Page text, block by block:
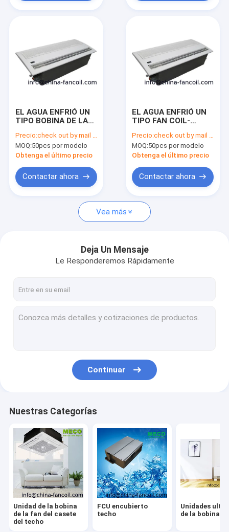
About Us
Factory Tour
Request A Quote
Unidad de la bobina de la fan del casete del techo
FCU encubierto techo
alto conducto estático fcu
techo fcu del piso
Techo y Piso-FCU
Unidades de la bobina de la Alto-Pared-fan de Hydronic
Calefacción por agua Termóstato-GA
Termóstato 24VAC/VDC
termóstato de modulación 0-10V
EL AGUA ENFRIÓ UN
TIPO BOBINA DE LA
2) FCU DEL CASETE
DE LA MANERA
Precio:check out by mail to info@china-fancoil.com
MOQ:50pcs por modelo
Obtenga el último precio
Contactar ahora
EL AGUA ENFRIÓ UN
TIPO FAN COIL-
CASETE DE LA
MANERA
Precio:check out by mail to info@china-fancoil.com
MOQ:50pcs por modelo
Obtenga el último precio
Contactar ahora
Vea más
Deja Un Mensaje
Le Responderemos Rápidamente
Continuar
Nuestras Categorías
Unidad de la bobina
de la fan del casete
del techo
FCU encubierto
techo
Unidades
de la bobina